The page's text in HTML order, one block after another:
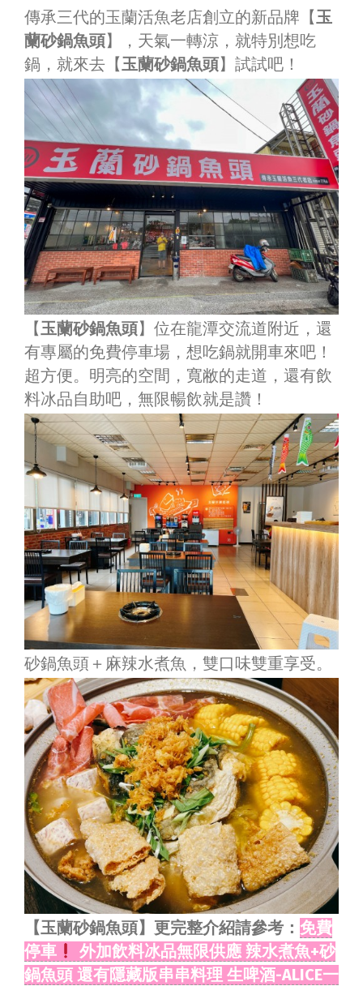
傳承三代的玉蘭活魚老店創立的新品牌【玉
蘭砂鍋魚頭】，天氣一轉涼，就特別想吃
鍋，就來去【玉蘭砂鍋魚頭】試試吧！
【玉蘭砂鍋魚頭】位在龍潭交流道附近，還
有專屬的免費停車場，想吃鍋就開車來吧！
超方便。明亮的空間，寬敝的走道，還有飲
料冰品自助吧，無限暢飲就是讚！
砂鍋魚頭＋麻辣水煮魚，雙口味雙重享受。
【玉蘭砂鍋魚頭】更完整介紹請參考： 免費
停車
外加飲料冰品無限供應 辣水煮魚+砂
鍋魚頭 還有隱藏版串串料理 生啤酒-ALICE一